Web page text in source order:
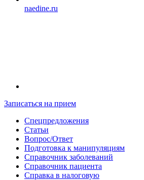
naedine.ru
Записаться на прием
Спецпредложения
Статьи
Вопрос/Ответ
Подготовка к манипуляциям
Справочник заболеваний
Справочник пациента
Справка в налоговую